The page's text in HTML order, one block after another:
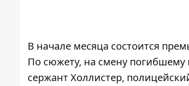
В начале месяца состоится
По сюжету, на смену
сержант Холлистер,